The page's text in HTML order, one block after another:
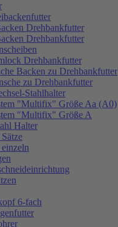
Drehbankfutter
Drehbankfutter
Drehbankfutter
Backen zu Drehbankfutter
zu Drehbankfutter
Stahlhalter
"Multifix" Größe Aa (A0)
"Multifix" Größe A
Halter
6-fach